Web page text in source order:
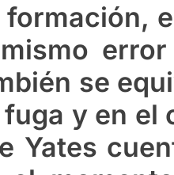
formación,
se
fuga y en el
Yates